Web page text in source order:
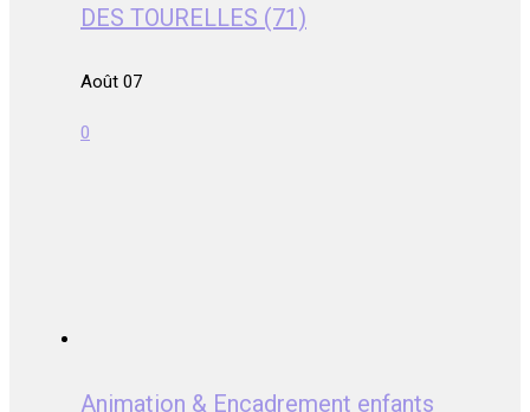
DES TOURELLES (71)
Août 07
0
Animation & Encadrement enfants